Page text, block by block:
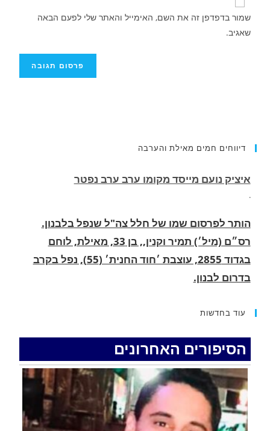
שמור בדפדפן זה את השם, האימייל והאתר שלי לפעם הבאה
שאגיב.
דיווחים חמים מאילת והערבה
הותר לפרסום שמו של חלל צה"ל שנפל בלבנון.
בגדוד 2855, עוצבת ׳חוד החנית׳ (55), נפל בקרב
בדרום לבנון.
.
החופשה המשפחתית שהפכה למסע גניבות: הוגשו
למסע גניבות באילת.
האדמה רועדת- סדרת רעידות אדמה בחצי האי סיני
רעידת אדמה הורגשה באילת
עוד בחדשות
הסיפורים האחרונים